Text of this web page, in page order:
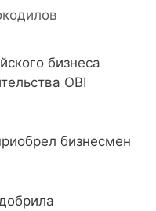
бизнеса
OBI
бизнесмен